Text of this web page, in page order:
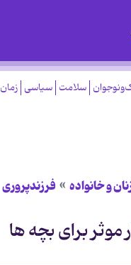
سلامت سیاسی
و خانواده فرزندپروری